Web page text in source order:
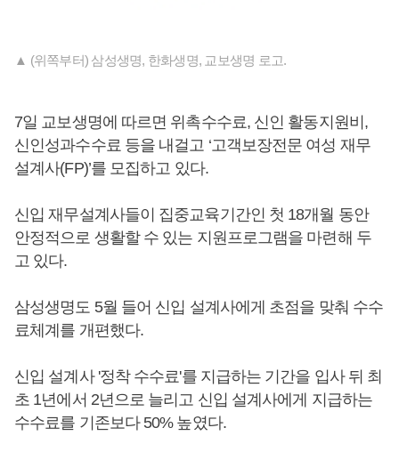
▲ (위쪽부터) 삼성생명, 한화생명, 교보생명 로고.
7일 교보생명에 따르면 위촉수수료, 신인 활동지원비,
신인성과수수료 등을 내걸고 ‘고객보장전문 여성 재무
설계사(FP)’를 모집하고 있다.
신입 재무설계사들이 집중교육기간인 첫 18개월 동안
안정적으로 생활할 수 있는 지원프로그램을 마련해 두
고 있다.
삼성생명도 5월 들어 신입 설계사에게 초점을 맞춰 수수
료체계를 개편했다.
신입 설계사 '정착 수수료'를 지급하는 기간을 입사 뒤 최
초 1년에서 2년으로 늘리고 신입 설계사에게 지급하는
수수료를 기존보다 50% 높였다.